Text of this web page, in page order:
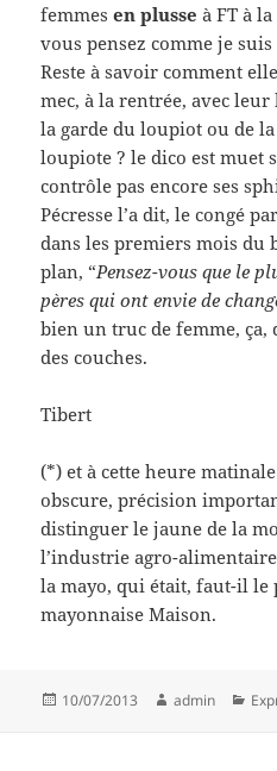
femmesen plusse à FT à
vous pensez comme je
Reste à savoir comment
mec, à la rentrée, avec leur
la garde du loupiot ou de
loupiote ? le dico est muet
contrôle pas encore ses
Pécresse l’a dit, le congé
dans les premiers mois du
plan, “Pensez-vous que le
pères qui ont envie de
bien un truc de femme, ça,
des couches.
Tibert
(*) et à cette heure
obscure, précision
distinguer le jaune de la
l’industrie agro-
la mayo, qui était, faut-il le
mayonnaise Maison.
Posted
10/07/2013 Author
admin